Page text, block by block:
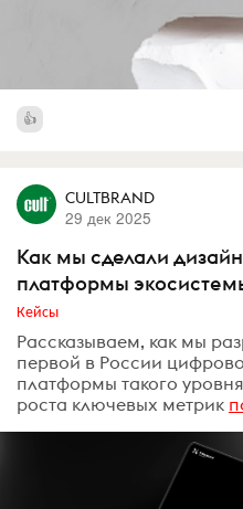
CULTBRAND
29 дек 2025
Как мы сделали
платформы
Кейсы
Рассказываем, как мы
первой в России
платформы такого
роста ключевых метрик